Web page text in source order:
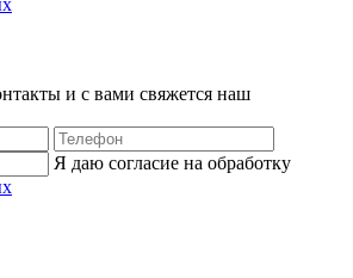
и с вами свяжется наш
Я даю согласие на обработку